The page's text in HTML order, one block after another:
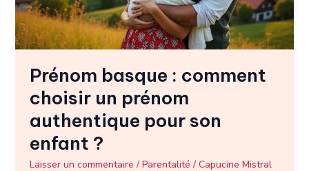
Prénom basque : comment
choisir un prénom
authentique pour son
enfant ?
Laisser un commentaire / Parentalité / Capucine Mistral
authentique
pour
son
?